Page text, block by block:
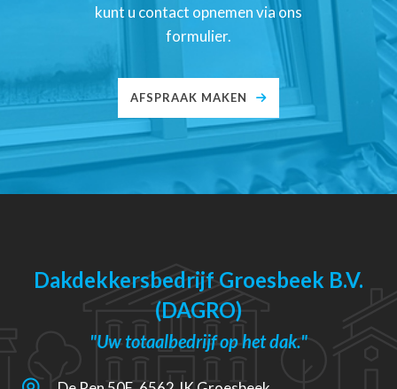
kunt u contact opnemen via ons
formulier.
AFSPRAAK MAKEN
Dakdekkersbedrijf Groesbeek B.V.
(DAGRO)
"Uw totaalbedrijf op het dak."